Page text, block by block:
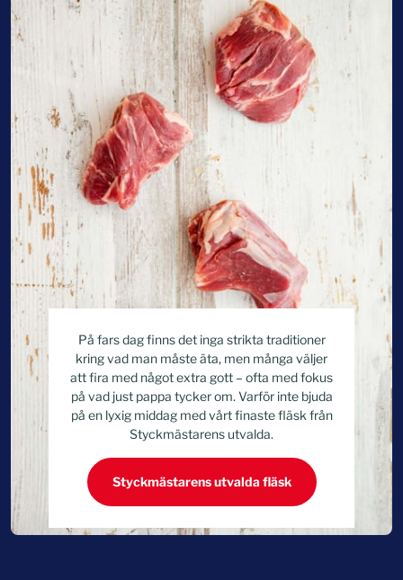
På fars dag finns det inga strikta traditioner
kring vad man måste äta, men många väljer
att fira med något extra gott – ofta med fokus
på vad just pappa tycker om. Varför inte bjuda
på en lyxig middag med vårt finaste fläsk från
Styckmästarens utvalda.
Styckmästarens utvalda fläsk